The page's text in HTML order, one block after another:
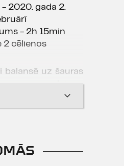
2020. gada 2.
- 2h 15min
2 cēlienos
balansē uz šauras
nav ne
Tas ir jautrs un
16.03.2020.